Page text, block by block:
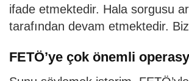
ifade etmektedir. Hala sorgusu
tarafından devam etmektedir.
FETÖ’ye çok önemli